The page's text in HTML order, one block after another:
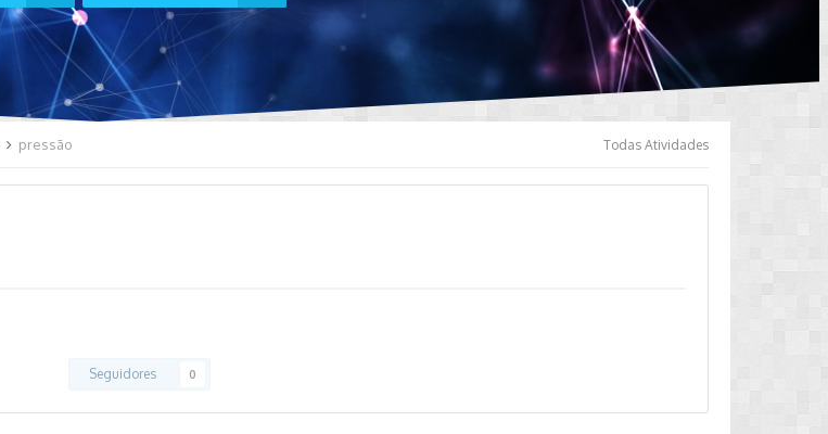
Todas Atividades
pressão
Seguidores 0